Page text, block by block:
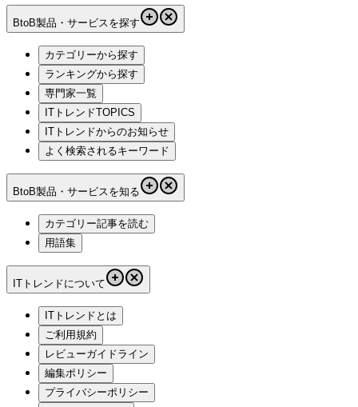
BtoB製品・サービスを探す
カテゴリーから探す
ランキングから探す
専門家一覧
ITトレンドTOPICS
ITトレンドからのお知らせ
よく検索されるキーワード
BtoB製品・サービスを知る
カテゴリー記事を読む
用語集
ITトレンドについて
ITトレンドとは
ご利用規約
レビューガイドライン
編集ポリシー
プライバシーポリシー